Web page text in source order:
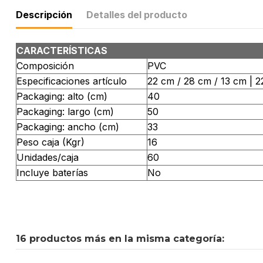
Descripción Detalles del producto
CARACTERÍSTICAS
Composición
PVC
Especificaciones artículo
22 cm / 28 cm / 13 cm |
Packaging: alto (cm)
40
Packaging: largo (cm)
50
Packaging: ancho (cm)
33
Peso caja (Kgr)
16
Unidades/caja
60
Incluye baterías
No
16 productos más en la misma categoría: